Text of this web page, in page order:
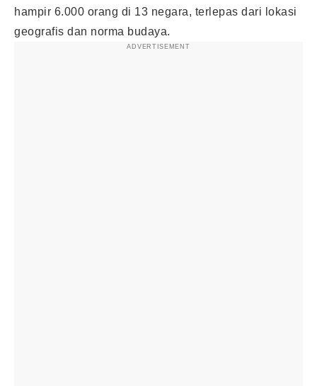
hampir 6.000 orang di 13 negara, terlepas dari lokasi
geografis dan norma budaya.
ADVERTISEMENT